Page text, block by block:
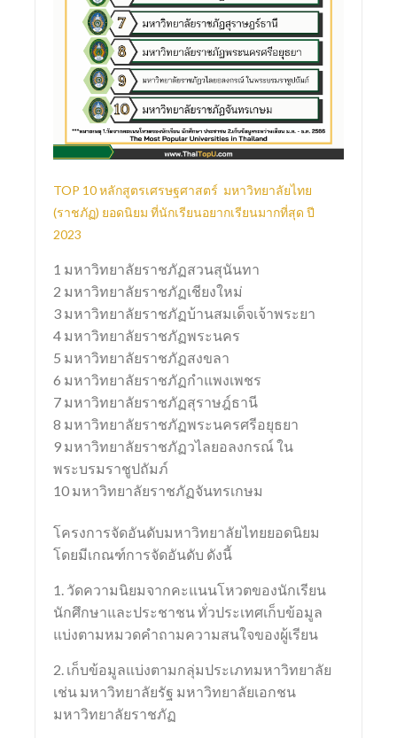
TOP 10 หลักสูตรเศรษฐศาสตร์ มหาวิทยาลัยไทย
(ราชภัฏ) ยอดนิยม ที่นักเรียนอยากเรียนมากที่สุด ปี
2023
1 มหาวิทยาลัยราชภัฏสวนสุนันทา
2 มหาวิทยาลัยราชภัฏเชียงใหม่
3 มหาวิทยาลัยราชภัฏบ้านสมเด็จเจ้าพระยา
4 มหาวิทยาลัยราชภัฏพระนคร
5 มหาวิทยาลัยราชภัฏสงขลา
6 มหาวิทยาลัยราชภัฏกำแพงเพชร
7 มหาวิทยาลัยราชภัฏสุราษฎ์ธานี
8 มหาวิทยาลัยราชภัฏพระนครศรีอยุธยา
9 มหาวิทยาลัยราชภัฏวไลยอลงกรณ์ ใน
พระบรมราชูปถัมภ์
10 มหาวิทยาลัยราชภัฏจันทรเกษม
โครงการจัดอันดับมหาวิทยาลัยไทยยอดนิยม
โดยมีเกณฑ์การจัดอันดับ ดังนี้
1. วัดความนิยมจากคะแนนโหวตของนักเรียน
นักศึกษาและประชาชน ทั่วประเทศเก็บข้อมูล
แบ่งตามหมวดคำถามความสนใจของผู้เรียน
2. เก็บข้อมูลแบ่งตามกลุ่มประเภทมหาวิทยาลัย
เช่น มหาวิทยาลัยรัฐ มหาวิทยาลัยเอกชน
มหาวิทยาลัยราชภัฏ